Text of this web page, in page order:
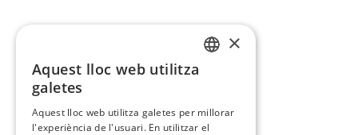
×
Aquest lloc web utilitza
galetes
Aquest lloc web utilitza galetes per millorar
l'experiència de l'usuari. En utilitzar el